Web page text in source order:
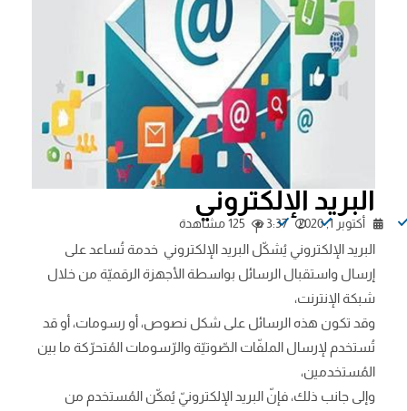
البريد الإلكتروني
أكتوبر 1, 2020 3:37 م 125 مشاهدة
البريد الإلكتروني يُشكّل البريد الإلكتروني خدمة تُساعد على
إرسال واستقبال الرسائل بواسطة الأجهزة الرقميّة من خلال
شبكة الإنترنت،
وقد تكون هذه الرسائل على شكل نصوص، أو رسومات، أو قد
تُستخدم لإرسال الملفّات الصّوتيّة والرّسومات المُتحرّكة ما بين
المُستخدمين،
وإلى جانب ذلك، فإنّ البريد الإلكترونيّ يُمكّن المُستخدم من